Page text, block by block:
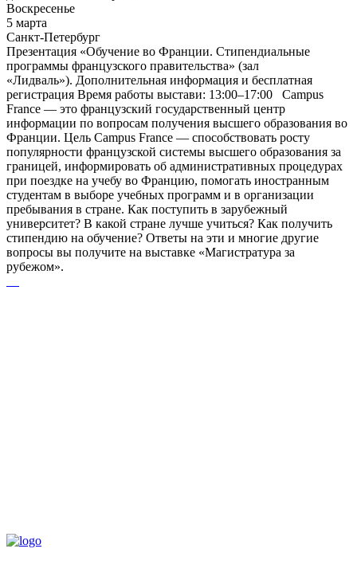
Воскресенье
5 марта
Санкт-Петербург
Презентация «Обучение во Франции. Стипендиальные
программы французского правительства» (зал
«Лидваль»). Дополнительная информация и бесплатная
регистрация Время работы выстави: 13:00–17:00 Campus
France — это французский государственный центр
информации по вопросам получения высшего образования во
Франции. Цель Campus France — способствовать росту
популярности французской системы высшего образования за
границей, информировать об административных процедурах
при поездке на учебу во Францию, помогать иностранным
студентам в выборе учебных программ и в организации
пребывания в стране. Как поступить в зарубежный
университет? В какой стране лучше учиться? Как получить
стипендию на обучение? Ответы на эти и многие другие
вопросы вы получите на выставке «Магистратура за
рубежом».